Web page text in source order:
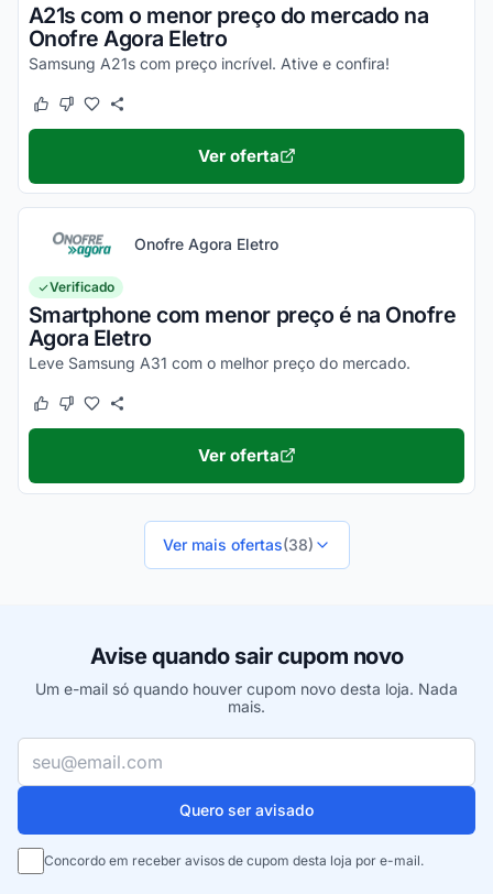
A21s com o menor preço do mercado na
Onofre Agora Eletro
Samsung A21s com preço incrível. Ative e confira!
Este cupom funcionou
Este cupom não funcionou
Ver oferta
Onofre Agora Eletro
Verificado
Smartphone com menor preço é na Onofre
Agora Eletro
Leve Samsung A31 com o melhor preço do mercado.
Este cupom funcionou
Este cupom não funcionou
Ver oferta
Ver mais ofertas(38)
Avise quando sair cupom novo
Um e-mail só quando houver cupom novo desta loja. Nada
mais.
Seu e-mail
Quero ser avisado
Concordo em receber avisos de cupom desta loja por e-mail.